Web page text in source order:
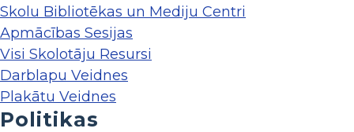
Skolu Bibliotēkas un Mediju Centri
Apmācības Sesijas
Visi Skolotāju Resursi
Darblapu Veidnes
Plakātu Veidnes
Politikas